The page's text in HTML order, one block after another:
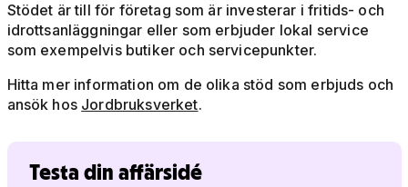
Stödet är till för företag som är investerar i fritids- och
idrottsanläggningar eller som erbjuder lokal service
som exempelvis butiker och servicepunkter.
Hitta mer information om de olika stöd som erbjuds och
ansök hos Jordbruksverket.
Testa din affärsidé